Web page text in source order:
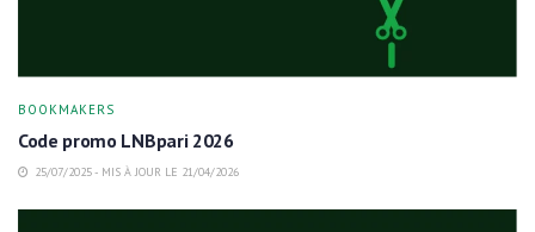
BOOKMAKERS
Code promo LNBpari 2026
25/07/2025 - MIS À JOUR LE 21/04/2026